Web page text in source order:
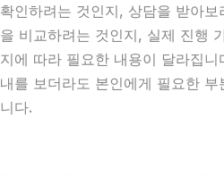
확인하려는 것인지, 상담을 받아
을 비교하려는 것인지, 실제 진행
지에 따라 필요한 내용이 달라집
내를 보더라도 본인에게 필요한
니다.